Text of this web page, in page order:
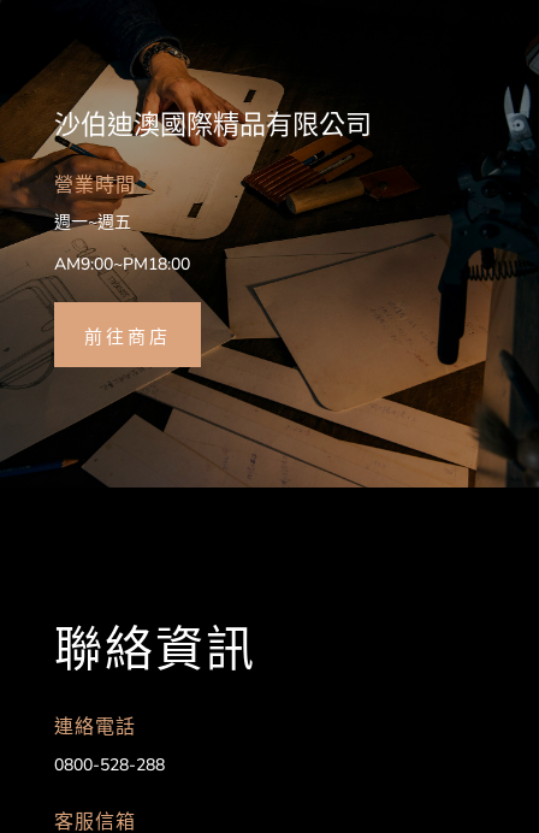
沙伯迪澳國際精品有限公司
營業時間
週一~週五
AM9:00~PM18:00
前往商店
聯絡資訊
連絡電話
0800-528-288
客服信箱